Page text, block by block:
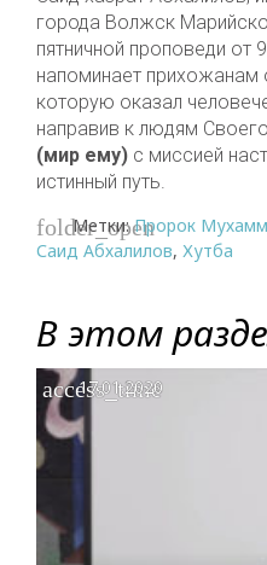
города Волжск
пятничной проповеди от
напоминает прихожанам
которую оказал
направив к людям Своего
(мир ему) с миссией
истинный путь.
folder_open
Метки:Пророк
Саид Абхалилов, Хутба
В этом
access_time
17.01.2020